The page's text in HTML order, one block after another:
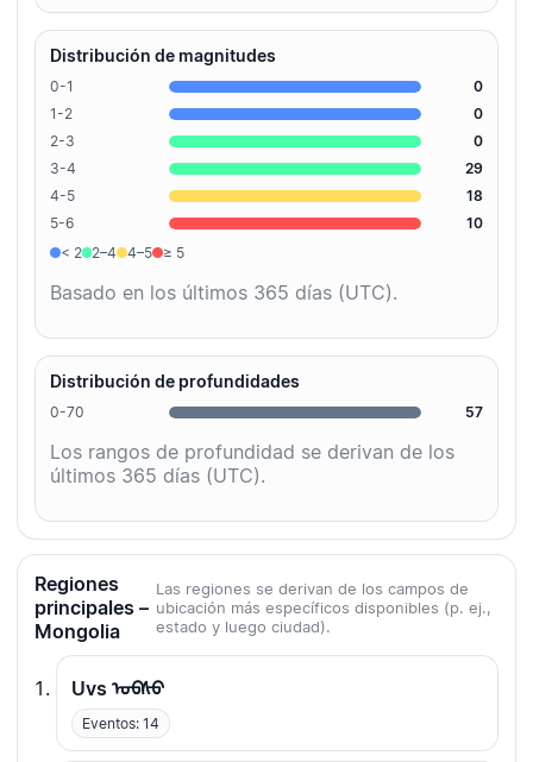
Distribución de magnitudes
0-1
0
1-2
0
2-3
0
3-4
29
4-5
18
5-6
10
< 2
2–4 4–5 ≥ 5
Basado en los últimos 365 días (UTC).
Distribución de profundidades
0-70 57
Los rangos de profundidad se derivan de los
últimos 365 días (UTC).
Regiones
principales –
Mongolia
Las regiones se derivan de los campos de
ubicación más específicos disponibles (p. ej.,
estado y luego ciudad).
Uvs ᠤᠪᠰᠤ
Eventos: 14